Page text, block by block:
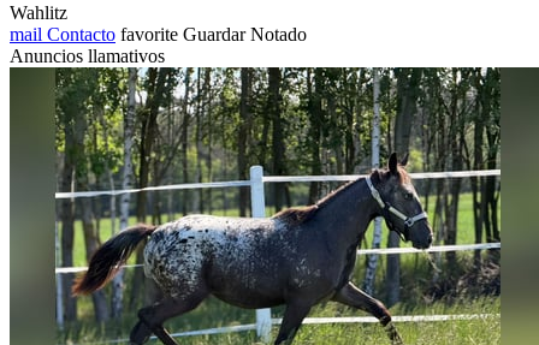
Wahlitz
mail Contacto favorite Guardar Notado
Anuncios llamativos